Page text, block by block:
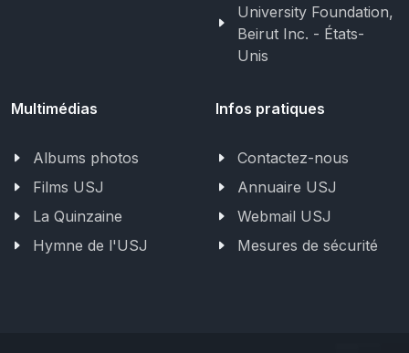
University Foundation,
Beirut Inc. - États-
Unis
Multimédias
Albums photos
Films USJ
La Quinzaine
Hymne de l'USJ
Infos pratiques
Contactez-nous
Annuaire USJ
Webmail USJ
Mesures de sécurité